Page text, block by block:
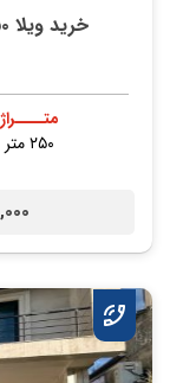
خرید ویلا ۲۵۰ متری مدرن در علی آباد چمستان
متــــراژ
۲۵۰ متر